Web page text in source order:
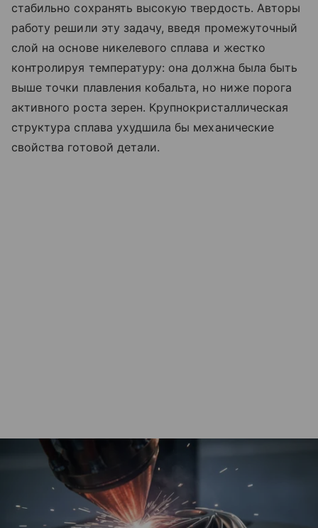
стабильно сохранять высокую твердость. Авторы
работу решили эту задачу, введя промежуточный
слой на основе никелевого сплава и жестко
контролируя температуру: она должна была быть
выше точки плавления кобальта, но ниже порога
активного роста зерен. Крупнокристаллическая
структура сплава ухудшила бы механические
свойства готовой детали.